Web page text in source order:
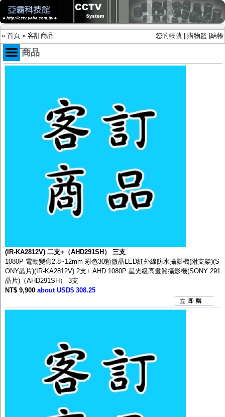
» 首頁 » 客訂商品 您的帳號 購物籃 結帳
限時促銷特惠專案
IP網路攝影機及錄放影機
AHD DVR數位錄放影機
AHD半球型(適用屋內)
AHD中小型紅外線攝影機(適用騎樓、室內外)
AHD防護罩型攝影機(適用屋外，紅外線照射
AHD特殊功能型攝影機
旋轉型攝影機.旋轉台
傳統高解析攝影機
防護罩及支架
多路攝影機單軸傳輸
視訊轉換設備
雙絞線傳輸器
雜訊改善器
分配放大器
網路線用水晶頭
懶人線.同軸線.花線
偽裝嚇阻假監視器. 警示防盜貼紙
行車紀錄器.車用插座配件
電腦工業機殼
客訂商品
客訂商品
(IR-KA2812V) 二支+（AHD291SH） 三支
1080P 電動變焦2.8~12mm 彩色30顆微晶LED紅外線防水攝影機(附支架)(S
ONY晶片)(IR-KA2812V) 2支+ AHD 1080P 星光級高畫質攝影機(SONY 291
晶片)（AHD291SH） 3支
NT$ 9,900 about USD$ 308.25